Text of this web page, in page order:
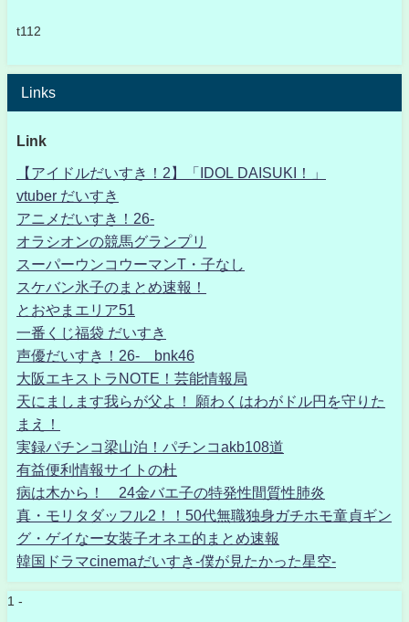
t112
Links
Link
【アイドルだいすき！2】「IDOL DAISUKI！」
vtuber だいすき
アニメだいすき！26-
オラシオンの競馬グランプリ
スーパーウンコウーマンT・子なし
スケバン氷子のまとめ速報！
とおやまエリア51
一番くじ福袋 だいすき
声優だいすき！26- bnk46
大阪エキストラNOTE！芸能情報局
天にまします我らが父よ！ 願わくはわがドル円を守りた
まえ！
実録パチンコ梁山泊！パチンコakb108道
有益便利情報サイトの杜
病は木から！ 24金バエ子の特発性間質性肺炎
真・モリタダッフル2！！50代無職独身ガチホモ童貞ギン
グ・ゲイなー女装子オネエ的まとめ速報
韓国ドラマcinemaだいすき-僕が見たかった星空-
1 -